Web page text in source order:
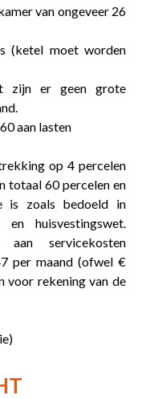
van ongeveer 26
(ketel moet worden
zijn er geen grote
aan lasten
op 4 percelen
totaal 60 percelen en
is zoals bedoeld in
huisvestingswet.
aan servicekosten
per maand (ofwel €
voor rekening van de